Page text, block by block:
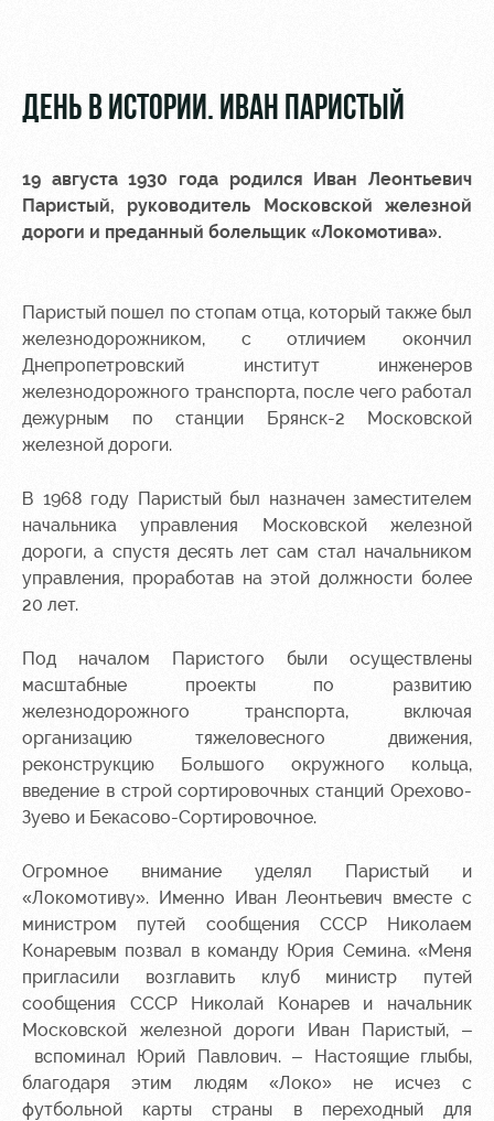
МГН
Организация
мероприятий
Аренда
полей
Аренда
Ледовый
дворец
Занятия
Локо-Лето
Академия
Как
поступить
Контакты
Академии
Банковская
карта
«Локомотив»
Карта
болельщика
Информация
для
болельщиков
МГН
ДЕНЬ В ИСТОРИИ. ИВАН ПАРИСТЫЙ
19 августа 1930 года родился Иван Леонтьевич
Паристый, руководитель Московской железной
дороги и преданный болельщик «Локомотива».
Паристый пошел по стопам отца, который также был
железнодорожником, с отличием окончил
Днепропетровский институт инженеров
железнодорожного транспорта, после чего работал
дежурным по станции Брянск-2 Московской
железной дороги.
В 1968 году Паристый был назначен заместителем
начальника управления Московской железной
дороги, а спустя десять лет сам стал начальником
управления, проработав на этой должности более
20 лет.
Под началом Паристого были осуществлены
масштабные проекты по развитию
железнодорожного транспорта, включая
организацию тяжеловесного движения,
реконструкцию Большого окружного кольца,
введение в строй сортировочных станций Орехово-
Зуево и Бекасово-Сортировочное.
Огромное внимание уделял Паристый и
«Локомотиву». Именно Иван Леонтьевич вместе с
министром путей сообщения СССР Николаем
Конаревым позвал в команду Юрия Семина. «Меня
пригласили возглавить клуб министр путей
сообщения СССР Николай Конарев и начальник
Московской железной дороги Иван Паристый, –
вспоминал Юрий Павлович. – Настоящие глыбы,
благодаря этим людям «Локо» не исчез с
футбольной карты страны в переходный для